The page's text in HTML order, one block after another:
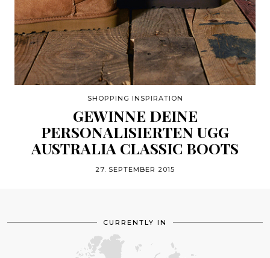
SHOPPING INSPIRATION
GEWINNE DEINE
PERSONALISIERTEN UGG
AUSTRALIA CLASSIC BOOTS
27. SEPTEMBER 2015
CURRENTLY IN